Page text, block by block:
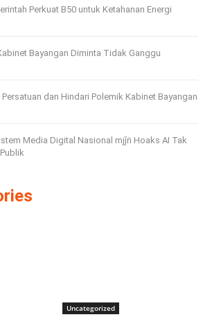
Perkuat B50 untuk Ketahanan Energi
Bayangan Diminta Tidak Ganggu
dan Hindari Polemik Kabinet Bayangan
Media Digital Nasional mjǰn̈ Hoaks AI Tak
Uncategorized